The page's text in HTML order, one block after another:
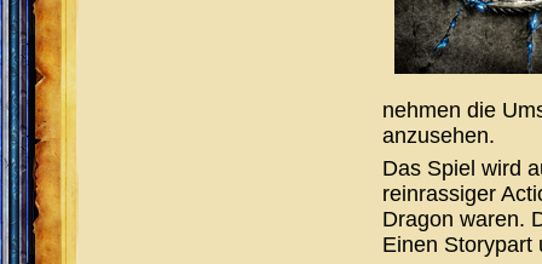
nehmen die
anzusehen.
Das Spiel wird
reinrassiger
Dragon waren.
Einen Storypart